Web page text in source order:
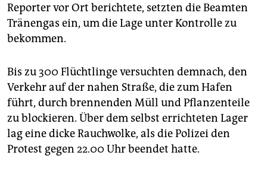
unterstützen
abo
epaper login
Reporter vor Ort berichtete, setzten die Beamten
Tränengas ein, um die Lage unter Kontrolle zu
bekommen.
Bis zu 300 Flüchtlinge versuchten demnach, den
Verkehr auf der nahen Straße, die zum Hafen
führt, durch brennenden Müll und Pflanzenteile
zu blockieren. Über dem selbst errichteten Lager
lag eine dicke Rauchwolke, als die Polizei den
Protest gegen 22.00 Uhr beendet hatte.